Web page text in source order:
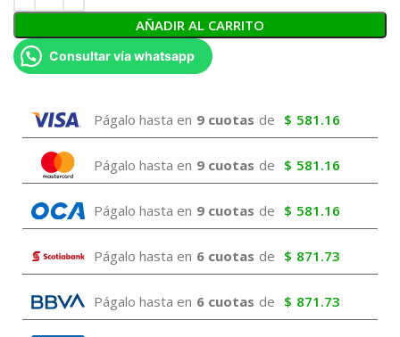
AÑADIR AL CARRITO
Consultar vía whatsapp
Págalo hasta en 9 cuotas de $ 581.16
Págalo hasta en 9 cuotas de $ 581.16
Págalo hasta en 9 cuotas de $ 581.16
Págalo hasta en 6 cuotas de $ 871.73
Págalo hasta en 6 cuotas de $ 871.73